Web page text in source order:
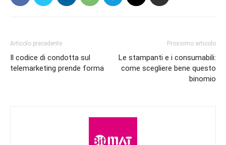
Articolo precedente
Il codice di condotta sul
telemarketing prende forma
Prossimo articolo
Le stampanti e i consumabili:
come scegliere bene questo
binomio